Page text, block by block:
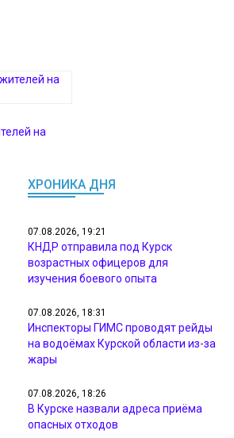
на
ХРОНИКА ДНЯ
07.08.2026, 19:21
КНДР отправила под Курск
возрастных офицеров для
изучения боевого опыта
07.08.2026, 18:31
Инспекторы ГИМС проводят рейды
на водоёмах Курской области из-за
жары
07.08.2026, 18:26
В Курске назвали адреса приёма
опасных отходов